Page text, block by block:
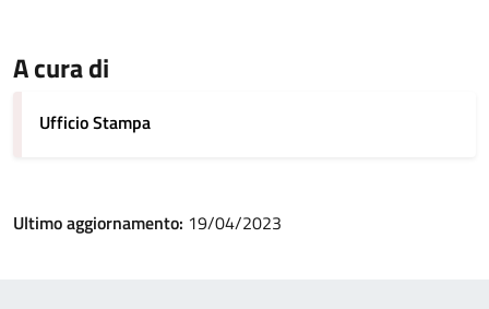
A cura di
Ufficio Stampa
Ultimo aggiornamento: 19/04/2023